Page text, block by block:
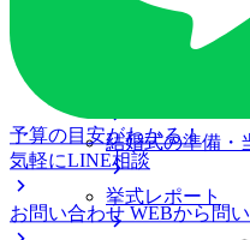
アニヴェルセ
結婚式の準備・
挙式レポート
予算の目安がわかる！
気軽にLINE相談
お問い合わせ WEBから問